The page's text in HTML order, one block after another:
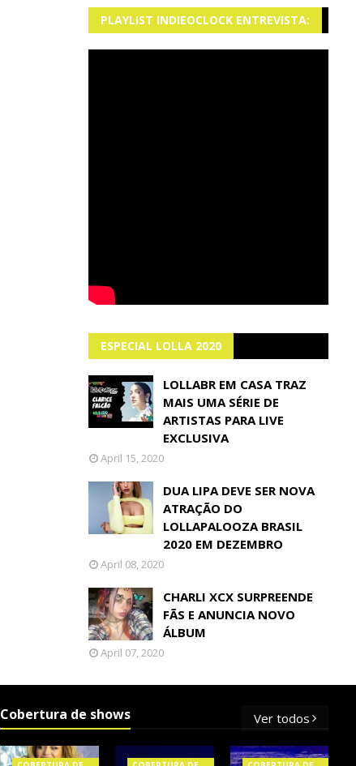
PLAYLIST INDIEOCLOCK ENTREVISTA:
ESPECIAL LOLLA 2020
LOLLABR EM CASA TRAZ
MAIS UMA SÉRIE DE
ARTISTAS PARA LIVE
EXCLUSIVA
April 15, 2020
DUA LIPA DEVE SER NOVA
ATRAÇÃO DO
LOLLAPALOOZA BRASIL
2020 EM DEZEMBRO
April 08, 2020
CHARLI XCX SURPREENDE
FÃS E ANUNCIA NOVO
ÁLBUM
April 07, 2020
Cobertura de shows Ver todos